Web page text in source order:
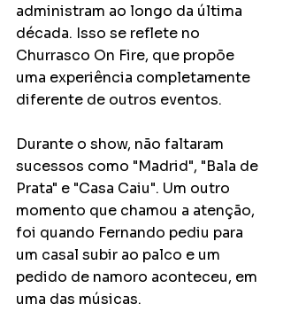
administram ao longo da última
década. Isso se reflete no
Churrasco On Fire, que propõe
uma experiência completamente
diferente de outros eventos.
Durante o show, não faltaram
sucessos como "Madrid", "Bala de
Prata" e "Casa Caiu". Um outro
momento que chamou a atenção,
foi quando Fernando pediu para
um casal subir ao palco e um
pedido de namoro aconteceu, em
uma das músicas.